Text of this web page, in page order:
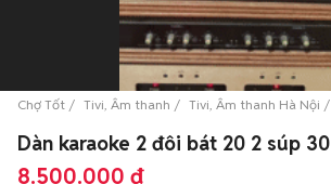
Chợ Tốt Tivi, Âm thanh Tivi, Âm thanh Hà Nội
Dàn karaoke 2 đôi bát 20 2 súp 30
8.500.000 đ